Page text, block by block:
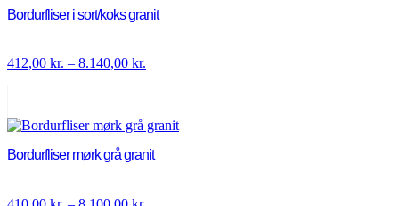
Bordurfliser i sort/koks granit
412,00 kr. – 8.140,00 kr.
Bordurfliser mørk grå granit